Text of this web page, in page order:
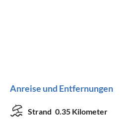
Anreise und Entfernungen
Strand 0.35 Kilometer